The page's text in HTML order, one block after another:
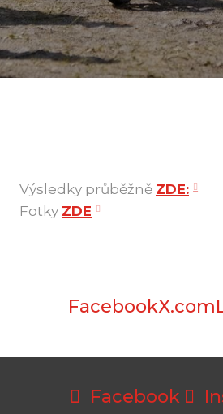
Výsledky průběžně ZDE:
Fotky ZDE
FacebookX.com
Facebook